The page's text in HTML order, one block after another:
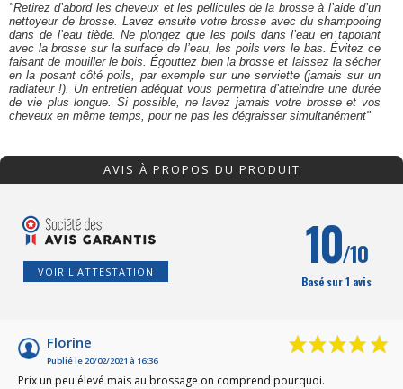
"Retirez d’abord les cheveux et les pellicules de la brosse à l’aide d’un
nettoyeur de brosse. Lavez ensuite votre brosse avec du shampooing
dans de l’eau tiède. Ne plongez que les poils dans l’eau en tapotant
avec la brosse sur la surface de l’eau, les poils vers le bas. Évitez ce
faisant de mouiller le bois. Égouttez bien la brosse et laissez la sécher
en la posant côté poils, par exemple sur une serviette (jamais sur un
radiateur !). Un entretien adéquat vous permettra d’atteindre une durée
de vie plus longue. Si possible, ne lavez jamais votre brosse et vos
cheveux en même temps, pour ne pas les dégraisser simultanément"
AVIS À PROPOS DU PRODUIT
VOIR L'ATTESTATION 10/10
Basé sur 1 avis
Florine
Publié le 20/02/2021 à 16:36
Prix un peu élevé mais au brossage on comprend pourquoi.